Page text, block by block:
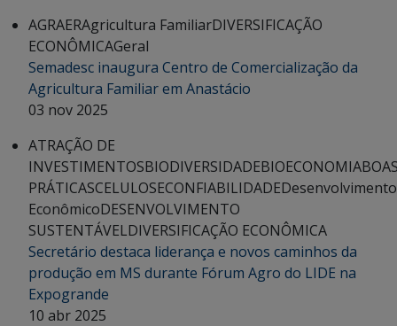
AGRAERAgricultura FamiliarDIVERSIFICAÇÃO
ECONÔMICAGeral
Semadesc inaugura Centro de Comercialização da
Agricultura Familiar em Anastácio
03 nov 2025
ATRAÇÃO DE
INVESTIMENTOSBIODIVERSIDADEBIOECONOMIA
PRÁTICASCELULOSECONFIABILIDADEDesenvolvimento
EconômicoDESENVOLVIMENTO
SUSTENTÁVELDIVERSIFICAÇÃO ECONÔMICA
Secretário destaca liderança e novos caminhos da
produção em MS durante Fórum Agro do LIDE na
Expogrande
10 abr 2025